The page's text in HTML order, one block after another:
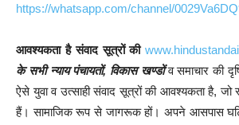
https://whatsapp.com/channel/
आवश्यकता है संवाद सूत्रों की
के सभी न्याय पंचायतों, विकास खण्डों व समाचार की
ऐसे युवा व उत्साही संवाद सूत्रों की आवश्यकता है, जो
हैं। सामाजिक रूप से जागरूक हों। अपने आसपास